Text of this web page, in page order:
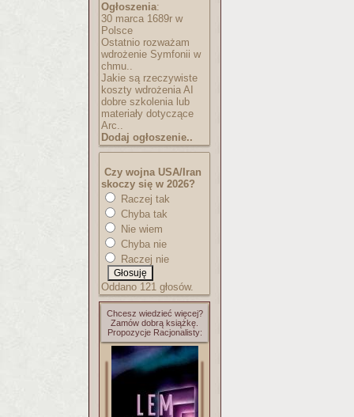
Ogłoszenia:
30 marca 1689r w
Polsce
Ostatnio rozważam
wdrożenie Symfonii w
chmu..
Jakie są rzeczywiste
koszty wdrożenia AI
dobre szkolenia lub
materiały dotyczące
Arc..
Dodaj ogłoszenie..
Czy wojna USA/Iran
skoczy się w 2026?
Raczej tak
Chyba tak
Nie wiem
Chyba nie
Raczej nie
Oddano 121 głosów.
Chcesz wiedzieć więcej?
Zamów dobrą książkę.
Propozycje Racjonalisty: